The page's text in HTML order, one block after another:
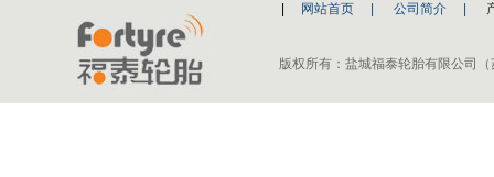
网站首页 公司简介
版权所有：盐城福泰轮胎有限公司（